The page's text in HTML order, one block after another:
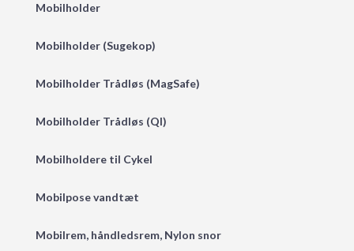
Mobilholder
Mobilholder (Sugekop)
Mobilholder Trådløs (MagSafe)
Mobilholder Trådløs (QI)
Mobilholdere til Cykel
Mobilpose vandtæt
Mobilrem, håndledsrem, Nylon snor